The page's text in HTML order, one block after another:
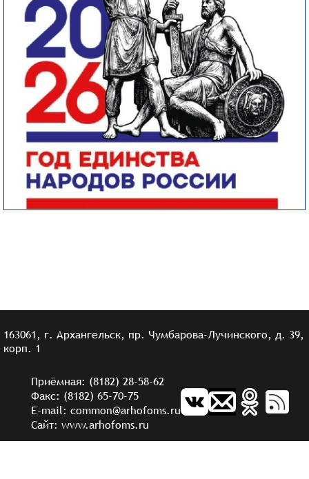
163061, г. Архангельск, пр. Чумбарова-Лучинского, д. 39,
корп. 1
Приёмная: (8182) 28-58-62
Факс: (8182) 65-70-75
E-mail: common@arhofoms.ru
Сайт: www.arhofoms.ru